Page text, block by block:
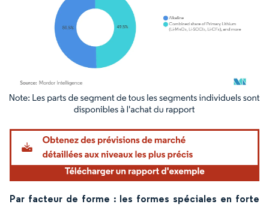
Image © Mordor Intelligence. La réutilisation nécessite une attribution sous CC BY
Par facteur de forme : les formes spéciales en forte